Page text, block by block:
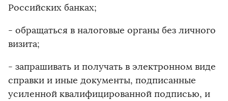
Российских банках;
- обращаться в налоговые органы без личного
визита;
- запрашивать и получать в электронном виде
справки и иные документы, подписанные
усиленной квалифицированной подписью, и